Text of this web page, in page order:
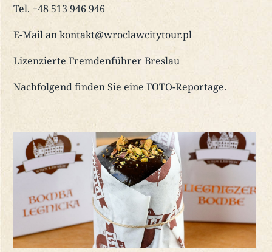
Tel. +48 513 946 946
E-Mail an kontakt@wroclawcitytour.pl
Lizenzierte Fremdenführer Breslau
Nachfolgend finden Sie eine FOTO-Reportage.